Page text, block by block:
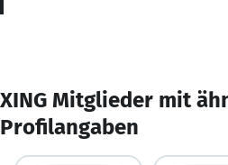
XING Mitglieder mit
Profilangaben